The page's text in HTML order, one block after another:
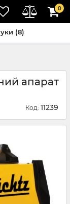
0
апарат
Код: 11239
(8)